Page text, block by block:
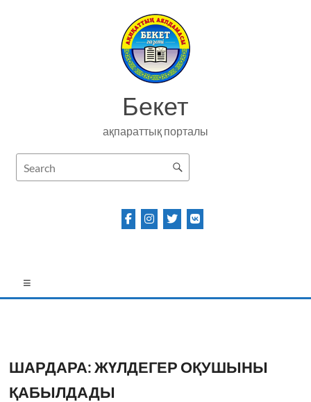
Бекет
ақпараттық порталы
ШАРДАРА: ЖҮЛДЕГЕР ОҚУШЫНЫ
ҚАБЫЛДАДЫ